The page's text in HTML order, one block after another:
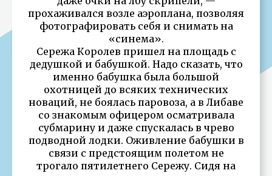
прохаживался возле аэроплана, позволяя
фотографировать себя и снимать на
«синема».
Сережа Королев пришел на площадь с
дедушкой и бабушкой. Надо сказать, что
именно бабушка была большой
охотницей до всяких технических
новаций, не боялась паровоза, а в Либаве
со знакомым офицером осматривала
субмарину и даже спускалась в чрево
подводной лодки. Оживление бабушки в
связи с предстоящим полетом не
трогало пятилетнего Сережу. Сидя на